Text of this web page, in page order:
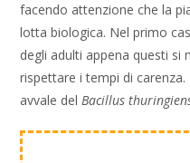
facendo attenzione che la
lotta biologica. Nel primo
degli adulti appena questi si
rispettare i tempi di
avvale delBacillus